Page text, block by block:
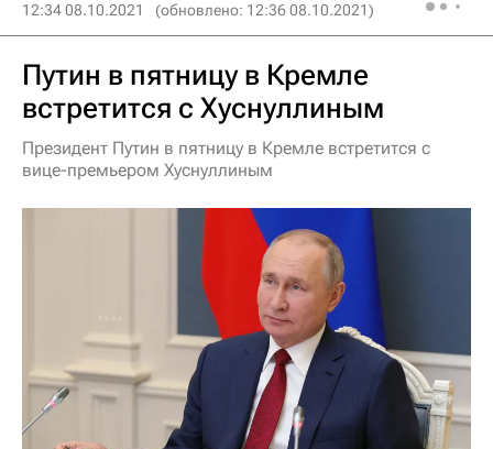
12:34 08.10.2021 (обновлено: 12:36 08.10.2021)
Путин в пятницу в Кремле
встретится с Хуснуллиным
Президент Путин в пятницу в Кремле встретится с
вице-премьером Хуснуллиным